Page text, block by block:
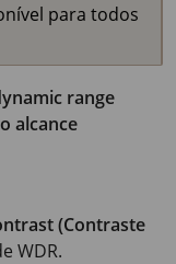
para todos
range
alcance
(Contraste
WDR.